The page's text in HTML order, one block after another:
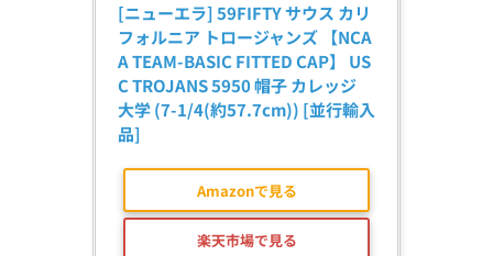
[ニューエラ] 59FIFTY サウス カリ
フォルニア トロージャンズ 【NCA
A TEAM-BASIC FITTED CAP】 US
C TROJANS 5950 帽子 カレッジ
大学 (7-1/4(約57.7cm)) [並行輸入
品]
Amazonで見る
楽天市場で見る